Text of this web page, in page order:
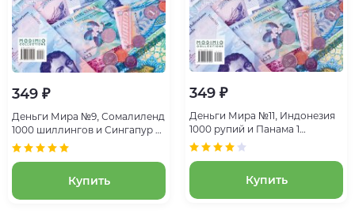
349 ₽
Деньги Мира №9, Сомалиленд
1000 шиллингов и Сингапур 5
центов
Купить
349 ₽
Деньги Мира №11, Индонезия
1000 рупий и Панама 1
сентесимо
Купить